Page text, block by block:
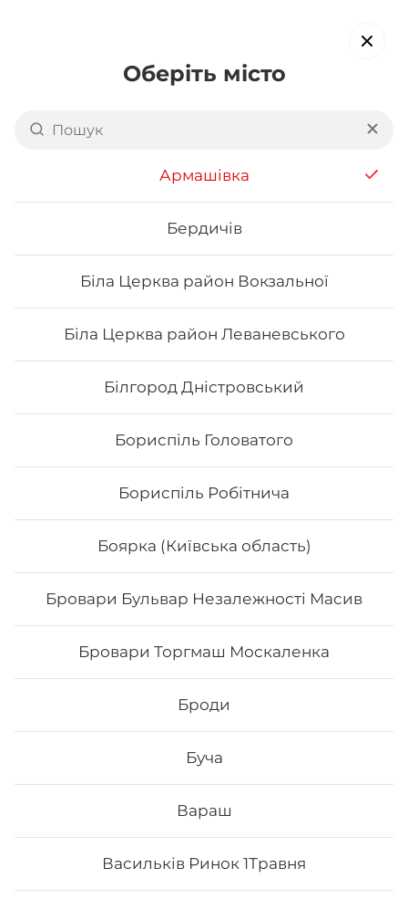
Оберіть місто
Армашівка
Бердичів
Біла Церква район Вокзальної
Біла Церква район Леваневського
Білгород Дністровський
Бориспіль Головатого
Бориспіль Робітнича
Боярка (Київська область)
Бровари Бульвар Незалежності Масив
Бровари Торгмаш Москаленка
Броди
Буча
Вараш
Васильків Ринок 1Травня
Корабельному районі
Миколаєва
обирайте страви, які вам подобаються про все інше ми
подбаємо
Акція тижня Сети
Футомаки
Футомак з куркою
Вага: 290 г Склад: норі, рис, авокадо, салат, огірок, сир